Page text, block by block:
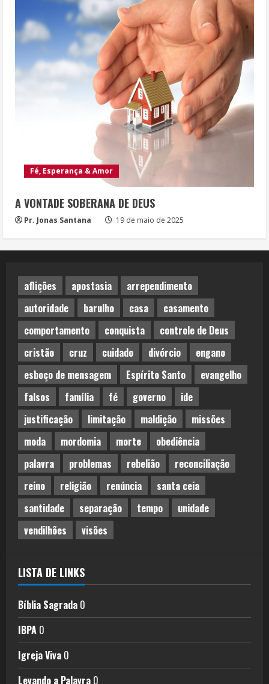
Fé, Esperança & Amor
A VONTADE SOBERANA DE DEUS
Pr. Jonas Santana 19 de maio de 2025
aflições apostasia
arrependimento
autoridade
barulho casa
casamento
comportamento
conquista
controle de Deus
cristão
cruz cuidado divórcio
engano
esboço de mensagem
Espírito Santo
evangelho
falsos
família fé governo
ide
justificação
limitação maldição
missões
moda
mordomia morte
obediência
palavra
problemas rebelião
reconciliação
reino
religião renúncia
santa ceia
santidade
separação tempo
unidade
vendilhões
visões
LISTA DE LINKS
Bíblia Sagrada 0
IBPA 0
Igreja Viva 0
Levando a Palavra 0